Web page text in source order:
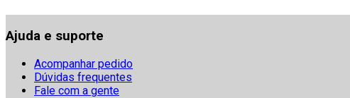
Ajuda e suporte
Acompanhar pedido
Dúvidas frequentes
Fale com a gente